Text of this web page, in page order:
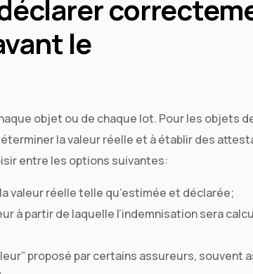
le
objet ou de chaque lot. Pour les objets
la valeur réelle et à établir des
entre les options suivantes:
valeur réelle telle qu’estimée et déclarée;
à partir de laquelle l’indemnisation sera
proposé par certains assureurs, souvent